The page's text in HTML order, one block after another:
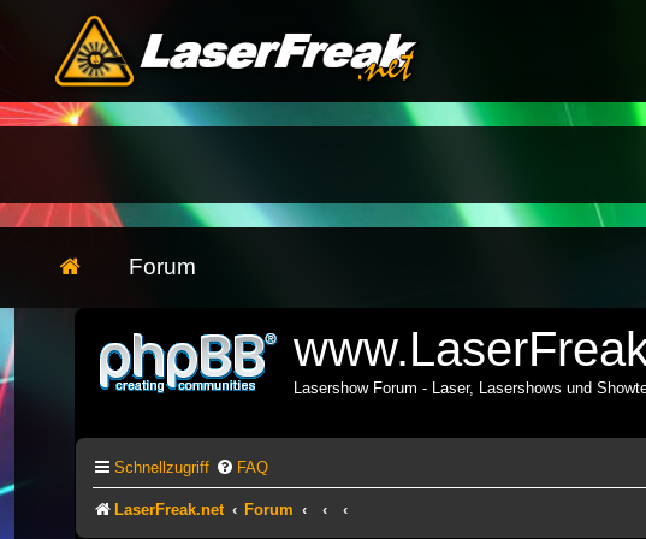
Forum
Lasershow Forum - Laser, Lasershows und
Schnellzugriff FAQ
LaserFreak.net Forum